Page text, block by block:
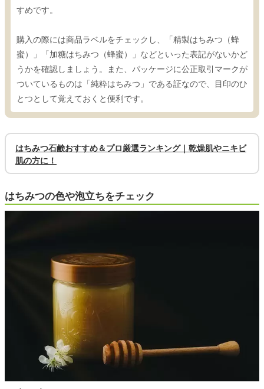
すめです。
購入の際には商品ラベルをチェックし、「精製はちみつ（蜂
蜜）」「加糖はちみつ（蜂蜜）」などといった表記がないかど
うかを確認しましょう。また、パッケージに公正取引マークが
ついているものは「純粋はちみつ」である証なので、目印のひ
とつとして覚えておくと便利です。
はちみつ石鹸おすすめ＆プロ厳選ランキング｜乾燥肌やニキビ
肌の方に！
はちみつの色や泡立ちをチェック